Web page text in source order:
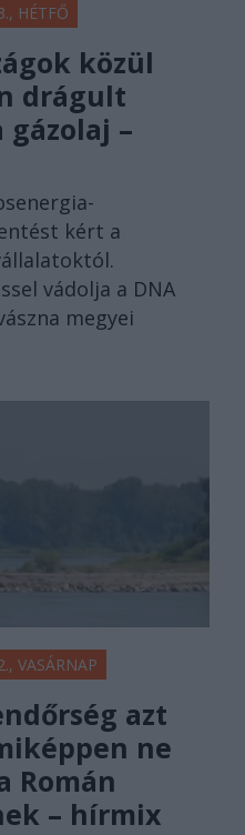
HÉTFŐ
közül
drágult
–
kért a
vádolja a DNA
megyei
VASÁRNAP
azt
ne
Román
– hírmix